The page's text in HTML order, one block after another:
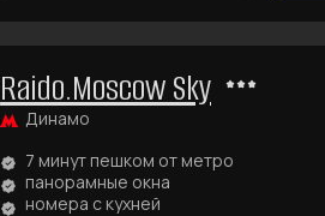
Raido.Moscow Sky
7 минут пешком от метро
панорамные окна
номера с кухней
Динамо